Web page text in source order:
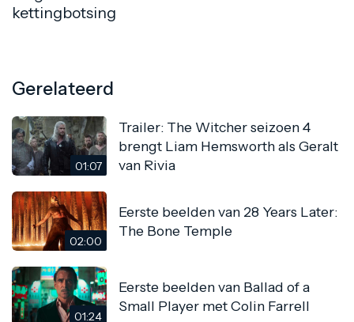
kettingbotsing
Gerelateerd
01:07
Trailer: The Witcher seizoen 4
brengt Liam Hemsworth als Geralt
van Rivia
02:00
Eerste beelden van 28 Years Later:
The Bone Temple
01:24
Eerste beelden van Ballad of a
Small Player met Colin Farrell